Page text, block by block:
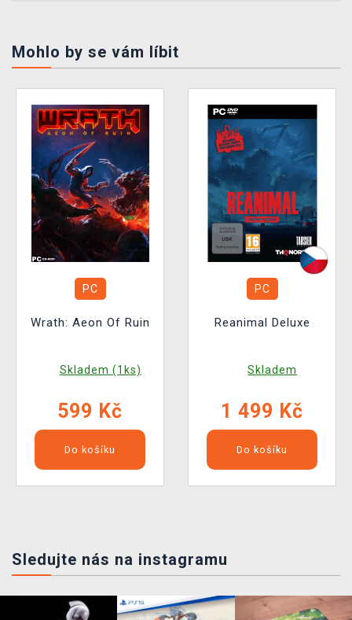
Mohlo by se vám líbit
PC
Wrath: Aeon Of Ruin
Skladem (1ks)
599 Kč
Do košíku
PC
Reanimal Deluxe
Skladem
1 499 Kč
Do košíku
Sledujte nás na instagramu